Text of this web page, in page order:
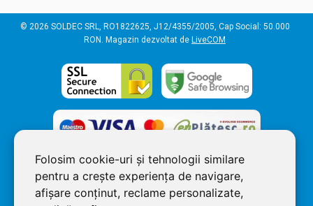
Folosim cookie-uri și tehnologii similare
pentru a crește experiența de navigare,
afișare conținut, reclame personalizate,
© 2026 SOLDEC SRL, RO1822625, J12/4355/2005, Cap Social: 50.000
RON. Magazin dezvoltat de LiveCOM